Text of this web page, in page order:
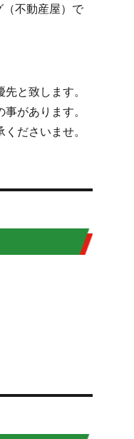
不動産屋）で
と致します。
があります。
ださいませ。